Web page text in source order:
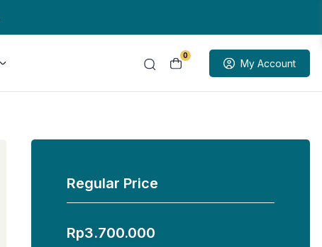
0
My Account
Regular Price
Rp3.700.000